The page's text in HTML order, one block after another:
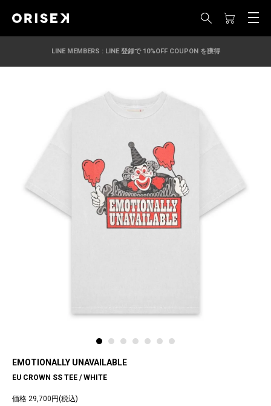
LINE MEMBERS : LINE 登録で 10%OFF COUPON を獲得
EMOTIONALLY UNAVAILABLE
EU CROWN SS TEE / WHITE
価格 29,700円(税込)